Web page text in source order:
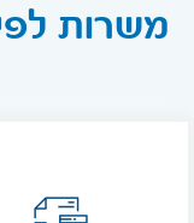
משרות